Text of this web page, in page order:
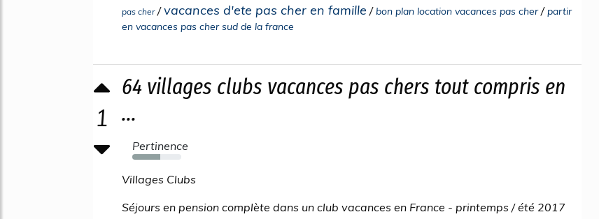
pas cher/vacances d'ete pas cher en famille /bon plan location vacances pas cher/partir
en vacances pas cher sud de la france
1
64 villages clubs vacances pas chers tout compris en
...
Pertinence
57%
Villages Clubs
Séjours en pension complète dans un club vacances en France - printemps / été 2017